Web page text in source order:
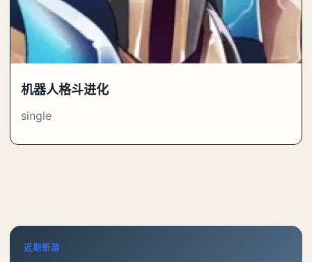
机器人格斗进化
single
近期新游